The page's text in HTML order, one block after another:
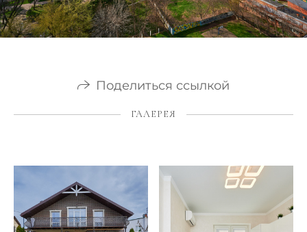
Поделиться ссылкой
ГАЛЕРЕЯ